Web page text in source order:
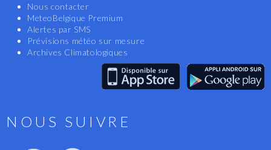
Nous contacter
MeteoBelgique Premium
Alertes par SMS
Prévisions météo sur mesure
Archives Climatologiques
NOUS SUIVRE